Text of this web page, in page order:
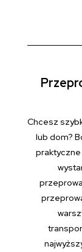
Chcesz
lub dom?